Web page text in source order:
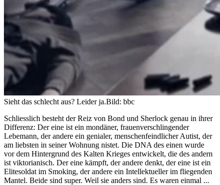
Sieht das schlecht aus? Leider ja.Bild: bbc
Schliesslich besteht der Reiz von Bond und Sherlock genau in ihrer
Differenz: Der eine ist ein mondäner, frauenverschlingender
Lebemann, der andere ein genialer, menschenfeindlicher Autist, der
am liebsten in seiner Wohnung nistet. Die DNA des einen wurde
vor dem Hintergrund des Kalten Krieges entwickelt, die des andern
ist viktorianisch. Der eine kämpft, der andere denkt, der eine ist ein
Elitesoldat im Smoking, der andere ein Intellektueller im fliegenden
Mantel. Beide sind super. Weil sie anders sind. Es waren einmal ...